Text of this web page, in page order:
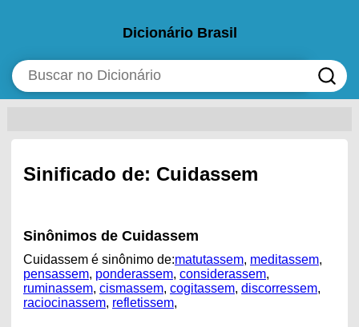
Dicionário Brasil
Sinificado de: Cuidassem
Sinônimos de Cuidassem
Cuidassem é sinônimo de:matutassem, meditassem,
pensassem, ponderassem, considerassem,
ruminassem, cismassem, cogitassem, discorressem,
raciocinassem, refletissem,